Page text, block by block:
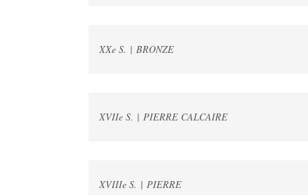
XXe S. | BRONZE
XVIIe S. | PIERRE CALCAIRE
XVIIIe S. | PIERRE